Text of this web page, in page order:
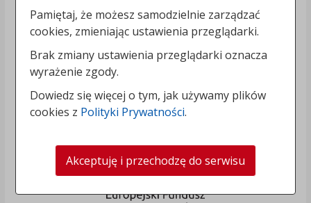
Pamiętaj, że możesz samodzielnie zarządzać
cookies, zmieniając ustawienia przeglądarki.
Brak zmiany ustawienia przeglądarki oznacza
wyrażenie zgody.
Dowiedz się więcej o tym, jak używamy plików
cookies z Polityki Prywatności.
Akceptuję i przechodzę do serwisu